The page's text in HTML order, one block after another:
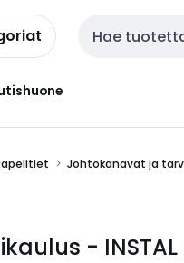
Haku
Johtokanavat ja
- INSTAL